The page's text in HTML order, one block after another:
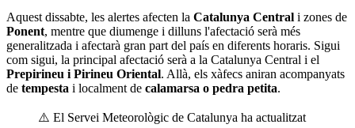
Aquest dissabte, les alertes afecten la Catalunya Central i zones de
Ponent, mentre que diumenge i dilluns l'afectació serà més
generalitzada i afectarà gran part del país en diferents horaris. Sigui
com sigui, la principal afectació serà a la Catalunya Central i el
Prepirineu i Pirineu Oriental. Allà, els xàfecs aniran acompanyats
de tempesta i localment de calamarsa o pedra petita.
⚠️ El Servei Meteorològic de Catalunya ha actualitzat